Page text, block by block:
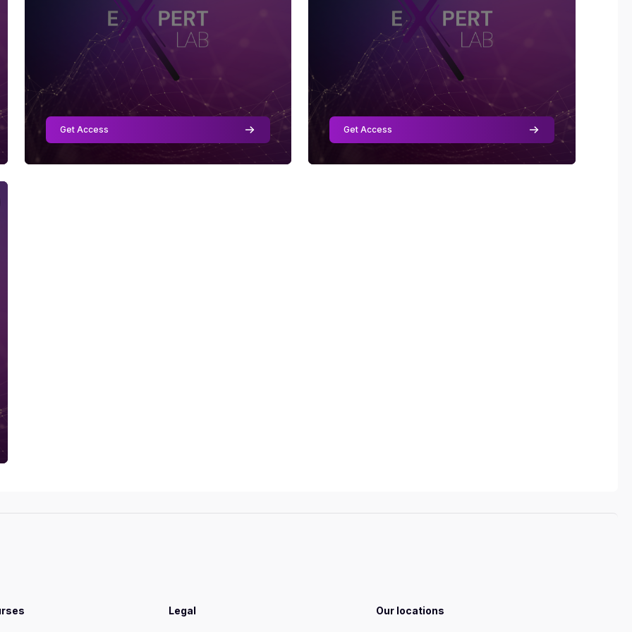
Teacher
Skill Level: Beginner
Get Access Get Access
Legal Our locations